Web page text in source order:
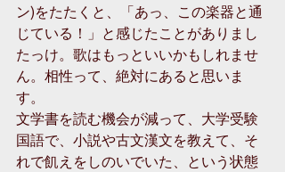
ン)をたたくと、「あっ、この楽器と通
じている！」と感じたことがありまし
たっけ。歌はもっといいかもしれませ
ん。相性って、絶対にあると思いま
す。
文学書を読む機会が減って、大学受験
国語で、小説や古文漢文を教えて、そ
れで飢えをしのいでいた、という状態